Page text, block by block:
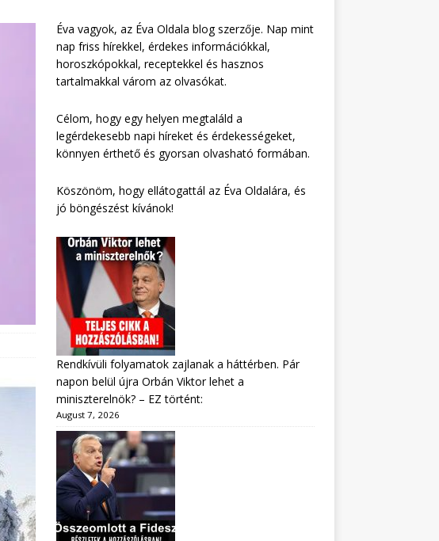
Éva vagyok, az Éva Oldala blog szerzője. Nap mint
nap friss hírekkel, érdekes információkkal,
horoszkópokkal, receptekkel és hasznos
tartalmakkal várom az olvasókat.
Célom, hogy egy helyen megtaláld a
legérdekesebb napi híreket és érdekességeket,
könnyen érthető és gyorsan olvasható formában.
Köszönöm, hogy ellátogattál az Éva Oldalára, és
jó böngészést kívánok!
Rendkívüli folyamatok zajlanak a háttérben. Pár
napon belül újra Orbán Viktor lehet a
miniszterelnök? – EZ történt:
August 7, 2026